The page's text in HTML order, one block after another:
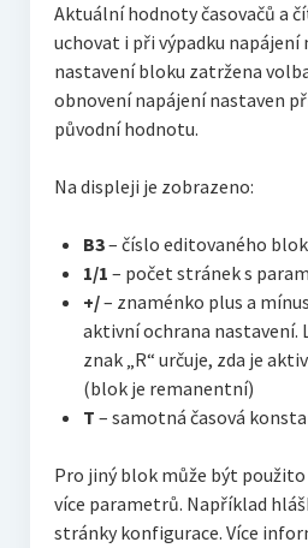
Aktuální hodnoty časovačů a
uchovat i při výpadku napájení
nastavení bloku zatržena
obnovení napájení nastaven
původní hodnotu.
Na displeji je zobrazeno:
B3– číslo editovaného
1/1 – počet stránek s
+/– znaménko plus a
aktivní ochrana nastavení.
znak „R“ určuje, zda je
(blok je remanentní)
T – samotná časová
Pro jiný blok může být
více parametrů. Například
stránky konfigurace. Více